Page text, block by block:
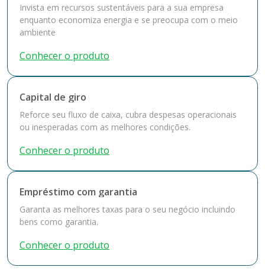
Invista em recursos sustentáveis para a sua empresa
enquanto economiza energia e se preocupa com o meio
ambiente
Conhecer o produto
Capital de giro
Reforce seu fluxo de caixa, cubra despesas operacionais
ou inesperadas com as melhores condições.
Conhecer o produto
Empréstimo com garantia
Garanta as melhores taxas para o seu negócio incluindo
bens como garantia.
Conhecer o produto